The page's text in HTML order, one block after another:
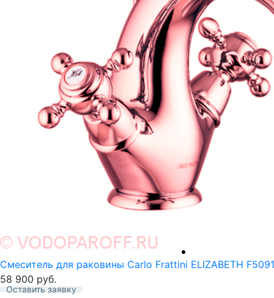
Смеситель для раковины Carlo Frattini ELIZABETH
58 900 руб.
Оставить заявку